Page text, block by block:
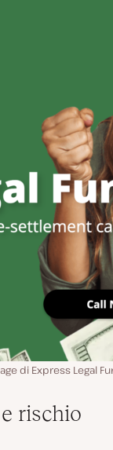
di Express Legal
rischio